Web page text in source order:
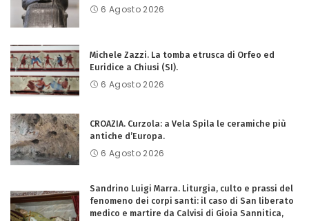
6 Agosto 2026
Michele Zazzi. La tomba etrusca di Orfeo ed
Euridice a Chiusi (SI).
6 Agosto 2026
CROAZIA. Curzola: a Vela Spila le ceramiche più
antiche d’Europa.
6 Agosto 2026
Sandrino Luigi Marra. Liturgia, culto e prassi del
fenomeno dei corpi santi: il caso di San liberato
medico e martire da Calvisi di Gioia Sannitica,